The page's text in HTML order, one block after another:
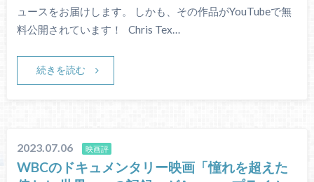
ュースをお届けします。 しかも、その作品がYouTubeで無
料公開されています！ Chris Tex…
続きを読む
2023.07.06 映画評
WBCのドキュメンタリー映画「憧れを超えた